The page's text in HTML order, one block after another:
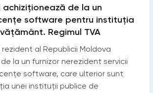
achiziționează de la un
software pentru instituția
Regimul TVA
al Republicii Moldova
la un furnizor nerezident servicii
software, care ulterior sunt
unei instituții publice de